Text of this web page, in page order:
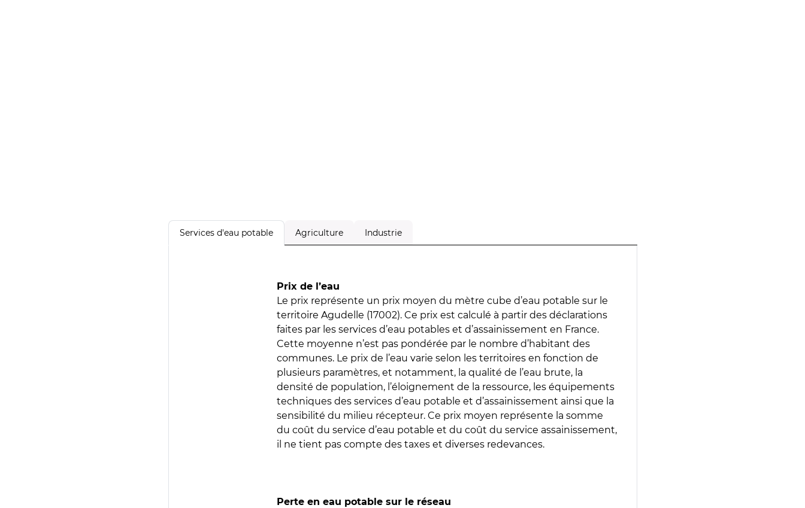
Services d'eau potable Agriculture Industrie
Prix de l’eau
Le prix représente un prix moyen du mètre cube d’eau potable sur le
territoire Agudelle (17002). Ce prix est calculé à partir des déclarations
faites par les services d’eau potables et d’assainissement en France.
Cette moyenne n’est pas pondérée par le nombre d’habitant des
communes. Le prix de l’eau varie selon les territoires en fonction de
plusieurs paramètres, et notamment, la qualité de l’eau brute, la
densité de population, l’éloignement de la ressource, les équipements
techniques des services d’eau potable et d’assainissement ainsi que la
sensibilité du milieu récepteur. Ce prix moyen représente la somme
du coût du service d’eau potable et du coût du service assainissement,
il ne tient pas compte des taxes et diverses redevances.
Perte en eau potable sur le réseau